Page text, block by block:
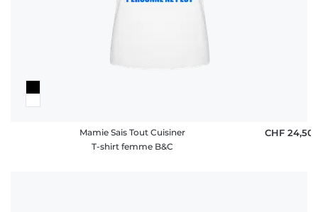
Mamie Sais Tout Cuisiner
T-shirt femme B&C
CHF 24,50